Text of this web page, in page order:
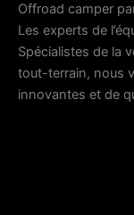
Offroad camper
Les experts de
Spécialistes de la
tout-terrain, nous
innovantes et de